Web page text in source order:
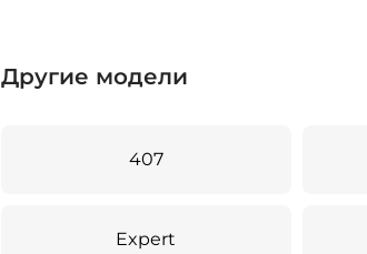
Другие модели
407
Expert